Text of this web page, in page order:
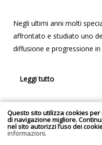
Negli ultimi anni molti
affrontato e studiato uno
diffusione e progressione in
Leggi tutto
Questo sito utilizza cookies
di navigazione migliore.
nel sito autorizzi l’uso dei
informazioni.